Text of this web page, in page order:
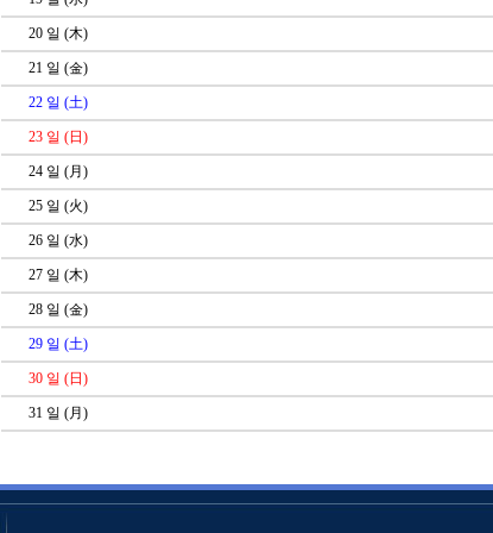
20 일 (木)
21 일 (金)
22 일 (土)
23 일 (日)
24 일 (月)
25 일 (火)
26 일 (水)
27 일 (木)
28 일 (金)
29 일 (土)
30 일 (日)
31 일 (月)